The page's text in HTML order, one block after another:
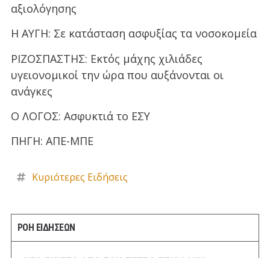
αξιολόγησης
Η ΑΥΓΗ: Σε κατάσταση ασφυξίας τα νοσοκομεία
ΡΙΖΟΣΠΑΣΤΗΣ: Εκτός μάχης χιλιάδες
υγειονομικοί την ώρα που αυξάνονται οι
ανάγκες
Ο ΛΟΓΟΣ: Ασφυκτιά το ΕΣΥ
ΠΗΓΗ: ΑΠΕ-ΜΠΕ
Κυριότερες Ειδήσεις
ΡΟΗ ΕΙΔΗΣΕΩΝ